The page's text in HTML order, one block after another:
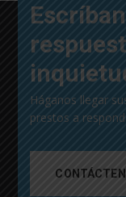
Háganos llegar
prestos a